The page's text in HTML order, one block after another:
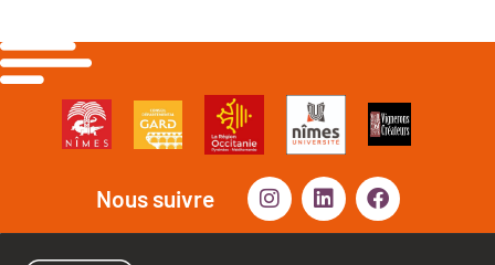
Nous suivre